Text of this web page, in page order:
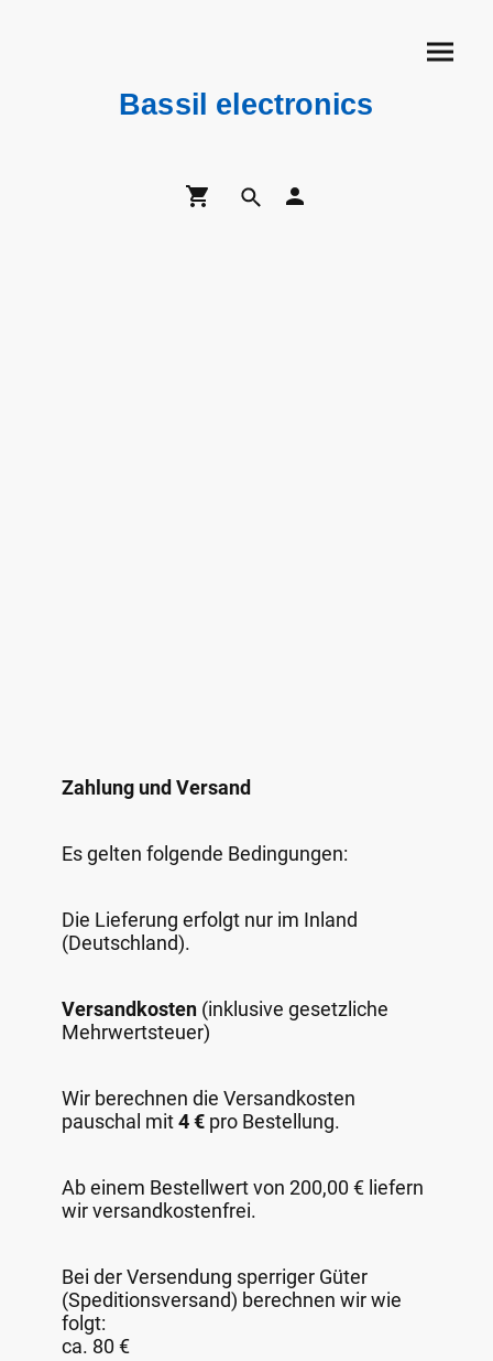
Bassil electronics
Zahlung und Versand
Es gelten folgende Bedingungen:
Die Lieferung erfolgt nur im Inland
(Deutschland).
Versandkosten (inklusive gesetzliche
Mehrwertsteuer)
Wir berechnen die Versandkosten
pauschal mit4 € pro Bestellung.
Ab einem Bestellwert von 200,00 € liefern
wir versandkostenfrei.
Bei der Versendung sperriger Güter
(Speditionsversand) berechnen wir wie
folgt:
ca. 80 €